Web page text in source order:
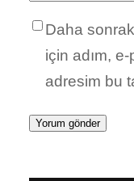
Daha
için adım,
adresim bu